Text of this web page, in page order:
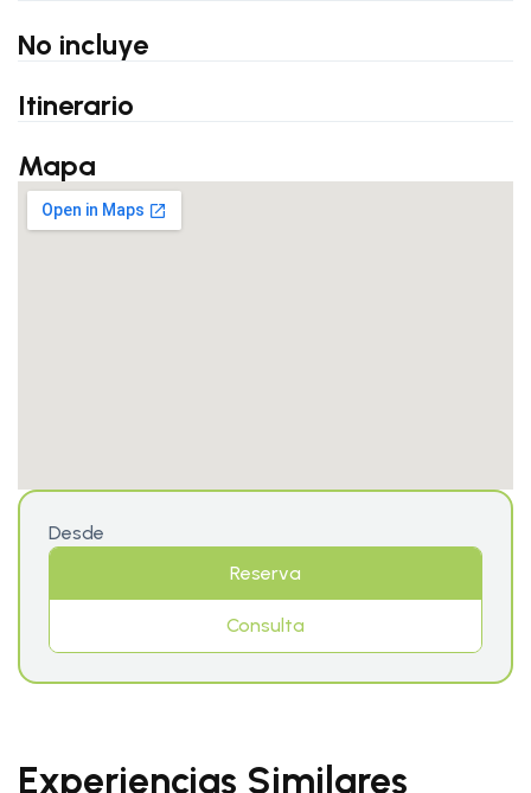
No incluye
Itinerario
Mapa
Desde
Reserva
Consulta
Experiencias Similares